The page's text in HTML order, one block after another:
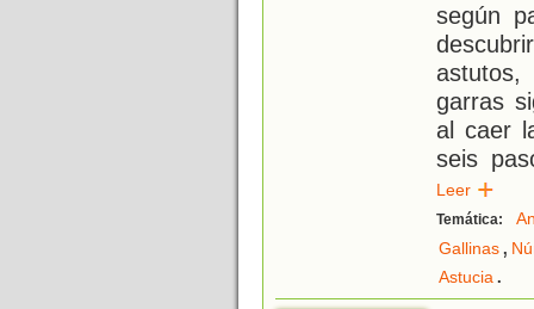
según
garras
al caer
seis
Leer
Temática:
Gallinas,
Astucia .